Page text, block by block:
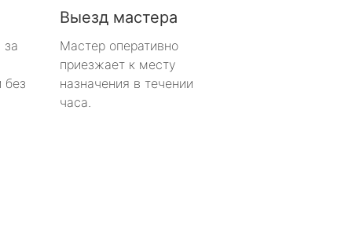
за
без
Выезд мастера
Мастер оперативно
приезжает к месту
назначения в течении
часа.